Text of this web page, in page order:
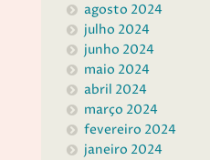
agosto 2024
julho 2024
junho 2024
maio 2024
abril 2024
março 2024
fevereiro 2024
janeiro 2024